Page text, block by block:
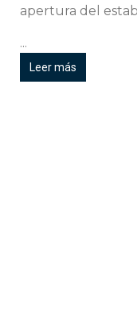
apertura del
...
Leer más